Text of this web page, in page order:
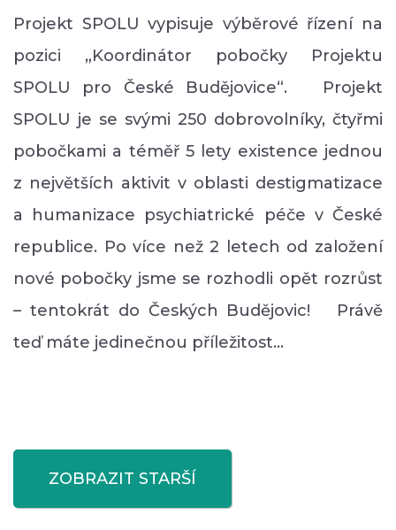
Projekt SPOLU vypisuje výběrové řízení na
pozici „Koordinátor pobočky Projektu
SPOLU pro České Budějovice“. Projekt
SPOLU je se svými 250 dobrovolníky, čtyřmi
pobočkami a téměř 5 lety existence jednou
z největších aktivit v oblasti destigmatizace
a humanizace psychiatrické péče v České
republice. Po více než 2 letech od založení
nové pobočky jsme se rozhodli opět rozrůst
– tentokrát do Českých Budějovic! Právě
teď máte jedinečnou příležitost…
ZOBRAZIT STARŠÍ